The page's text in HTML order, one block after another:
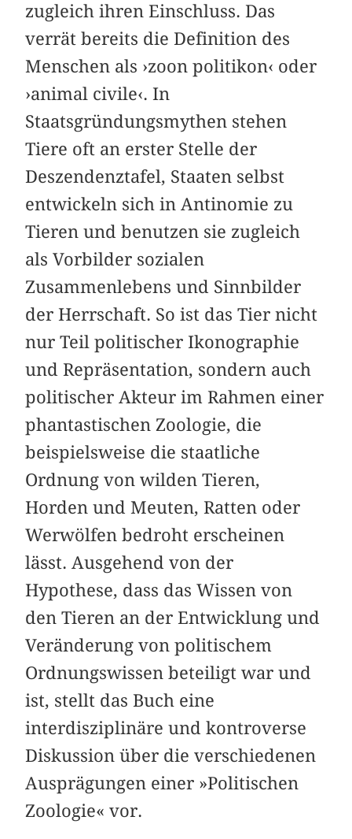
zugleich ihren Einschluss. Das
verrät bereits die Definition des
Menschen als ›zoon politikon‹ oder
›animal civile‹. In
Staatsgründungsmythen stehen
Tiere oft an erster Stelle der
Deszendenztafel, Staaten selbst
entwickeln sich in Antinomie zu
Tieren und benutzen sie zugleich
als Vorbilder sozialen
Zusammenlebens und Sinnbilder
der Herrschaft. So ist das Tier nicht
nur Teil politischer Ikonographie
und Repräsentation, sondern auch
politischer Akteur im Rahmen einer
phantastischen Zoologie, die
beispielsweise die staatliche
Ordnung von wilden Tieren,
Horden und Meuten, Ratten oder
Werwölfen bedroht erscheinen
lässt. Ausgehend von der
Hypothese, dass das Wissen von
den Tieren an der Entwicklung und
Veränderung von politischem
Ordnungswissen beteiligt war und
ist, stellt das Buch eine
interdisziplinäre und kontroverse
Diskussion über die verschiedenen
Ausprägungen einer »Politischen
Zoologie« vor.